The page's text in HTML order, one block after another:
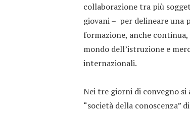
collaborazione tra più
giovani – per delineare una
formazione, anche
mondo dell’istruzione e
internazionali.
Nei tre giorni di convegno
“società della conoscenza”